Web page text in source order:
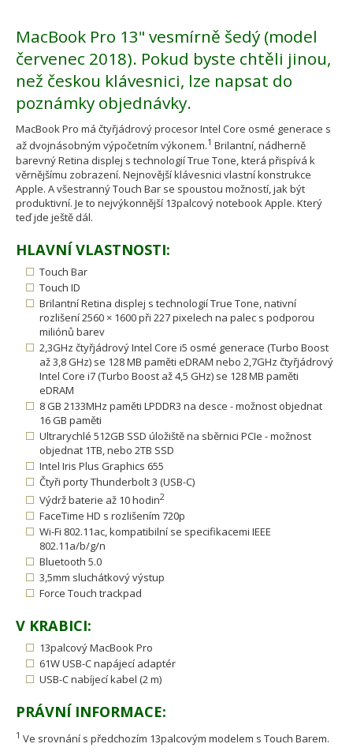
MacBook Pro 13" vesmírně šedý (model
červenec 2018). Pokud byste chtěli jinou,
než českou klávesnici, lze napsat do
poznámky objednávky.
MacBook Pro má čtyřjádrový procesor Intel Core osmé generace s
až dvojnásobným výpočetním výkonem.1 Brilantní, nádherně
barevný Retina displej s technologií True Tone, která přispívá k
věrnějšímu zobrazení. Nejnovější klávesnici vlastní konstrukce
Apple. A všestranný Touch Bar se spoustou možností, jak být
produktivní. Je to nejvýkonnější 13palcový notebook Apple. Který
teď jde ještě dál.
HLAVNÍ VLASTNOSTI:
Touch Bar
Touch ID
Brilantní Retina displej s technologií True Tone, nativní
rozlišení 2560 × 1600 při 227 pixelech na palec s podporou
miliónů barev
2,3GHz čtyřjádrový Intel Core i5 osmé generace (Turbo Boost
až 3,8 GHz) se 128 MB paměti eDRAM nebo 2,7GHz čtyřjádrový
Intel Core i7 (Turbo Boost až 4,5 GHz) se 128 MB paměti
eDRAM
8 GB 2133MHz paměti LPDDR3 na desce - možnost objednat
16 GB paměti
Ultrarychlé 512GB SSD úložiště na sběrnici PCIe - možnost
objednat 1TB, nebo 2TB SSD
Intel Iris Plus Graphics 655
Čtyři porty Thunderbolt 3 (USB-C)
Výdrž baterie až 10 hodin2
FaceTime HD s rozlišením 720p
Wi-Fi 802.11ac, kompatibilní se specifikacemi IEEE
802.11a/b/g/n
Bluetooth 5.0
3,5mm sluchátkový výstup
Force Touch trackpad
V KRABICI:
13palcový MacBook Pro
61W USB-C napájecí adaptér
USB-C nabíjecí kabel (2 m)
PRÁVNÍ INFORMACE:
1 Ve srovnání s předchozím 13palcovým modelem s Touch Barem.